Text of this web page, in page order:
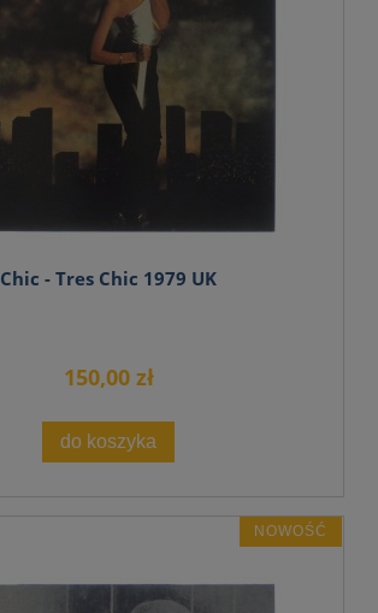
Chic - Tres Chic 1979 UK
150,00 zł
do koszyka
NOWOŚĆ